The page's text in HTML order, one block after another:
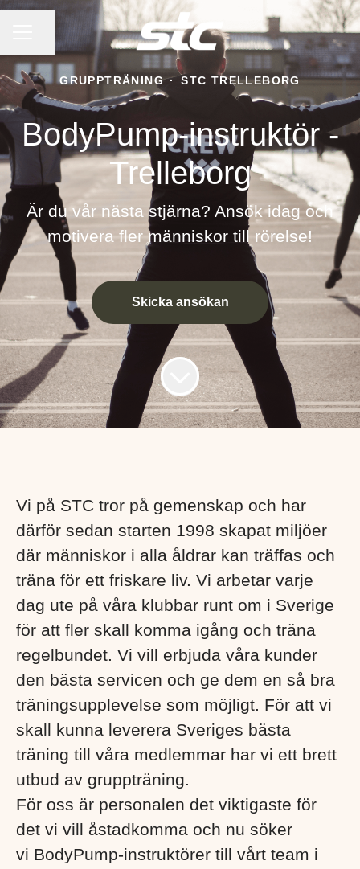
KARRIÄRMENY
Dela sidan
GRUPPTRÄNING · STC TRELLEBORG
BodyPump-instruktör -
Trelleborg
Är du vår nästa stjärna? Ansök idag och
motivera fler människor till rörelse!
Skicka ansökan
Vi på STC tror på gemenskap och har
därför sedan starten 1998 skapat miljöer
där människor i alla åldrar kan träffas och
träna för ett friskare liv. Vi arbetar varje
dag ute på våra klubbar runt om i Sverige
för att fler skall komma igång och träna
regelbundet. Vi vill erbjuda våra kunder
den bästa servicen och ge dem en så bra
träningsupplevelse som möjligt. För att vi
skall kunna leverera Sveriges bästa
träning till våra medlemmar har vi ett brett
utbud av gruppträning.
För oss är personalen det viktigaste för
det vi vill åstadkomma och nu söker
vi BodyPump-instruktörer till vårt team i